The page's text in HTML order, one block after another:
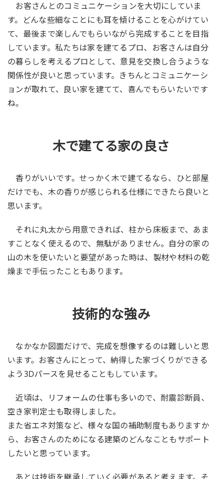
お客さんとのコミュニケーションを大切にしていま
す。どんな些細なことにも耳を傾けることを心がけてい
て、最後まで楽しんでもらいながら完成することを目指
しています。私たちは家を建てるプロ、お客さんは自分
の暮らしを考えるプロとして、意見を交換し合うような
関係性が良いと思っています。きちんとコミュニケーシ
ョンが取れて、良い家を建てて、喜んでもらいたいです
ね。
木で建てる家の良さ
香りがいいです。せっかく木で建てるなら、ひと部屋
だけでも、木の香りが感じられる仕様にできたら良いと
思います。
それに丸太から用意できれば、柱から床板まで、あま
すことなく使えるので、無駄がありません。自分の家の
山の木を使いたいと要望があった時は、製材や材料の乾
燥まで手伝ったこともあります。
技術的な強み
なかなか図面だけで、完成を想像するのは難しいと思
います。お客さんにとって、納得した家づくりができる
よう3Dパースを見せることもしています。
近頃は、リフォームの仕事も多いので、耐震診断員、
空き家判定士も取得しました。
また省エネ対策など、様々な国の補助制度もありますか
ら、お客さんのためになる建築のどんなこともサポート
したいと思っています。